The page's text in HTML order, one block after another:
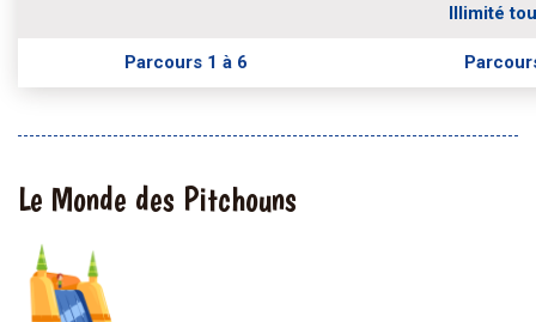
Illimité
Parcours 1 à 6
Le Monde des Pitchouns